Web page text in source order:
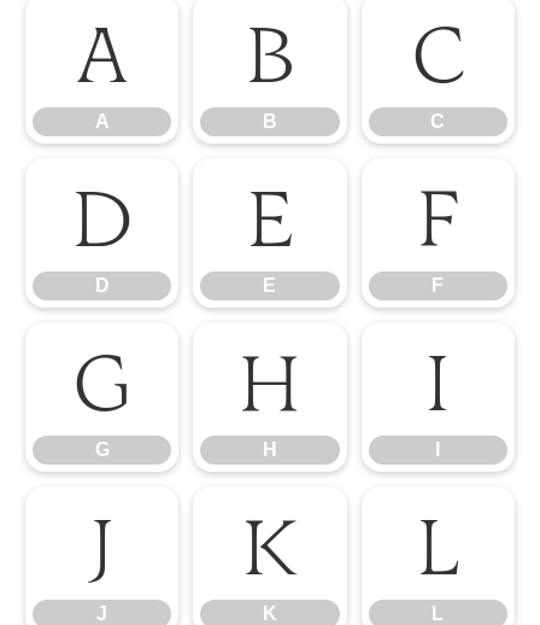
A
A
B
B
C
C
D
D
E
E
F
F
G
G
H
H
I
J
J
K
K
L
L